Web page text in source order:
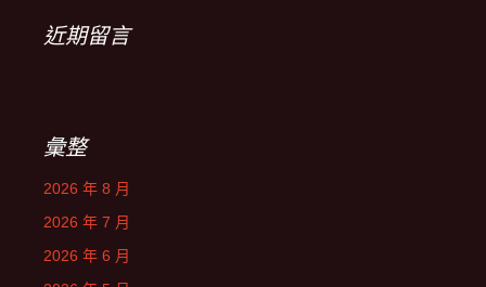
近期留言
彙整
2026 年 8 月
2026 年 7 月
2026 年 6 月